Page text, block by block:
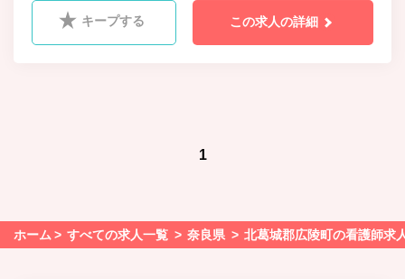
キープする この求人の詳細
1
ホーム すべての求人一覧 奈良県 北葛城郡広陵町の看護師求